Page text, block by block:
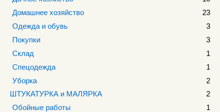
Домашнее хозяйство
23
Одежда и обувь
3
Покупки
3
Склад
1
Спецодежда
1
Уборка
2
ШТУКАТУРКА и МАЛЯРКА
2
Обойные работы
1